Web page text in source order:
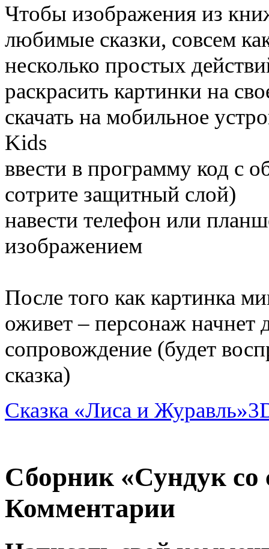
Чтобы изображения из
любимые сказки, совсем
несколько простых
раскрасить картинки на
скачать на мобильное
Kids
ввести в программу код с
сотрите защитный слой)
навести телефон или
изображением
После того как картинка
оживет – персонаж начнет
сопровождение (будет
сказка)
Сказка «Лиса и Журавль»
Сборник «Сундук со
Комментарии